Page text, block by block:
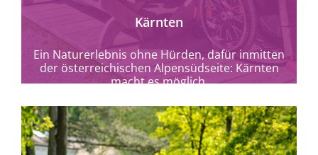
Kärnten
Ein Naturerlebnis ohne Hürden, dafür inmitten
der österreichischen Alpensüdseite: Kärnten
macht es möglich.